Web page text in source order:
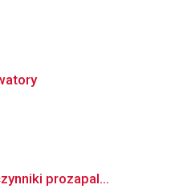
prozapal...